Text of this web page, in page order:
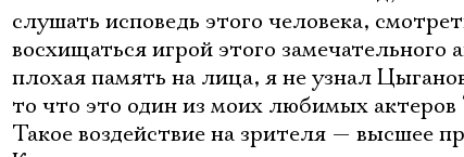
слушать исповедь этого человека,
восхищаться игрой этого
плохая память на лица, я не узнал
то что это один из моих любимых актеров
Такое воздействие на зрителя — высшее